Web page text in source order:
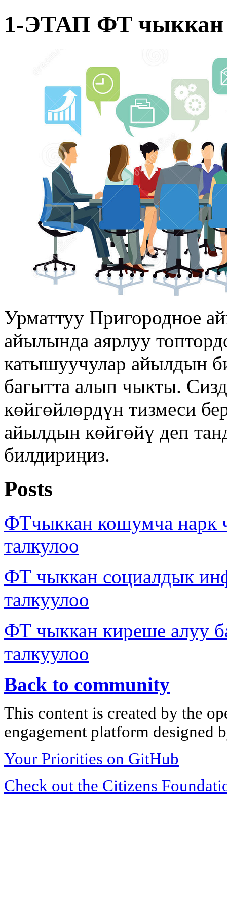
1-ЭТАП ФТ чыккан
Урматтуу Пригородное
айылында аярлуу
катышуучулар айылдын
багытта алып чыкты.
көйгөйлөрдүн тизмеси
айылдын көйгөйү деп
билдириңиз.
Posts
ФТчыккан кошумча нарк
талкулоо
ФТ чыккан социалдык
талкуулоо
ФТ чыккан киреше алуу
талкуулоо
Back to community
This content is created by the
engagement platform designed
Your Priorities on GitHub
Check out the Citizens